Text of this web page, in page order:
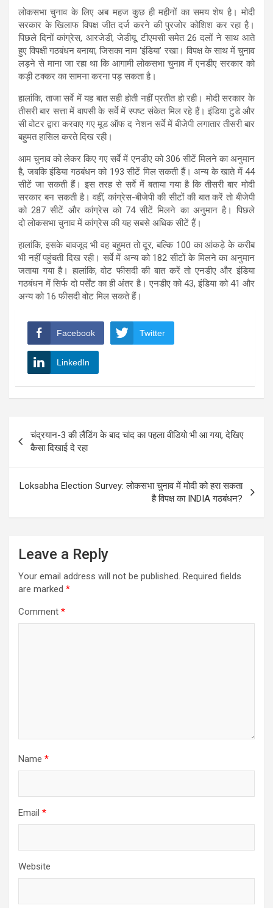
लोकसभा चुनाव के लिए अब महज कुछ ही महीनों का समय शेष है। मोदी
सरकार के खिलाफ विपक्ष जीत दर्ज करने की पुरजोर कोशिश कर रहा है।
पिछले दिनों कांग्रेस, आरजेडी, जेडीयू, टीएमसी समेत 26 दलों ने साथ आते
हुए विपक्षी गठबंधन बनाया, जिसका नाम ‘इंडिया’ रखा। विपक्ष के साथ में चुनाव
लड़ने से माना जा रहा था कि आगामी लोकसभा चुनाव में एनडीए सरकार को
कड़ी टक्कर का सामना करना पड़ सकता है।
हालांकि, ताजा सर्वे में यह बात सही होती नहीं प्रतीत हो रही। मोदी सरकार के
तीसरी बार सत्ता में वापसी के सर्वे में स्पष्ट संकेत मिल रहे हैं। इंडिया टुडे और
सी वोटर द्वारा करवाए गए मूड ऑफ द नेशन सर्वे में बीजेपी लगातार तीसरी बार
बहुमत हासिल करते दिख रही।
आम चुनाव को लेकर किए गए सर्वे में एनडीए को 306 सीटें मिलने का अनुमान
है, जबकि इंडिया गठबंधन को 193 सीटें मिल सकती हैं। अन्य के खाते में 44
सीटें जा सकती हैं। इस तरह से सर्वे में बताया गया है कि तीसरी बार मोदी
सरकार बन सकती है। वहीं, कांग्रेस-बीजेपी की सीटों की बात करें तो बीजेपी
को 287 सीटें और कांग्रेस को 74 सीटें मिलने का अनुमान है। पिछले
दो लोकसभा चुनाव में कांग्रेस की यह सबसे अधिक सीटें हैं।
हालांकि, इसके बावजूद भी वह बहुमत तो दूर, बल्कि 100 का आंकड़े के करीब
भी नहीं पहुंचती दिख रही। सर्वे में अन्य को 182 सीटों के मिलने का अनुमान
जताया गया है। हालांकि, वोट फीसदी की बात करें तो एनडीए और इंडिया
गठबंधन में सिर्फ दो पर्सेंट का ही अंतर है। एनडीए को 43, इंडिया को 41 और
अन्य को 16 फीसदी वोट मिल सकते हैं।
Facebook Twitter
LinkedIn
navigation
चंद्रयान-3 की लैंडिंग के बाद चांद का पहला वीडियो भी आ गया, देखिए
कैसा दिखाई दे रहा
Loksabha Election Survey: लोकसभा चुनाव में मोदी को हरा सकता
है विपक्ष का INDIA गठबंधन?
Leave a Reply
Your email address will not be published. Required fields
are marked *
Comment *
Name *
Email *
Website